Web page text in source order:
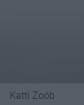
Katti Zoób